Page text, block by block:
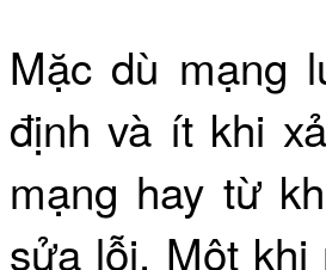
Mặc dù mạng
định và ít khi
mạng hay từ
sửa lỗi. Một